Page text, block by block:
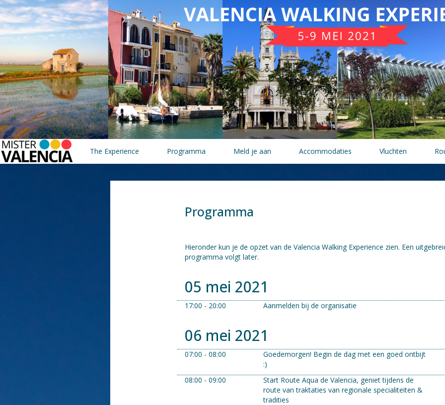
The Experience Programma Meld je aan Accommodaties Vluchten
Programma
Hieronder kun je de opzet van de Valencia Walking Experience zien. Een
programma volgt later.
05 mei 2021
17:00 - 20:00 Aanmelden bij de organisatie
06 mei 2021
07:00 - 08:00
Goedemorgen! Begin de dag met een goed ontbijt
:)
08:00 - 09:00
Start Route Aqua de Valencia, geniet tijdens de
route van traktaties van regionale specialiteiten &
tradities